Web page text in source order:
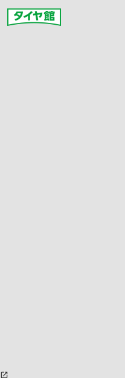
launch